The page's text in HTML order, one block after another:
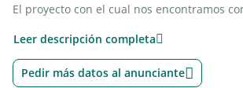
El proyecto con el cual nos encontramos
CARACTERISTICAS:
. Superficie propia: 187,44 m2.
Leer descripción completa
Pedir más datos al anunciante